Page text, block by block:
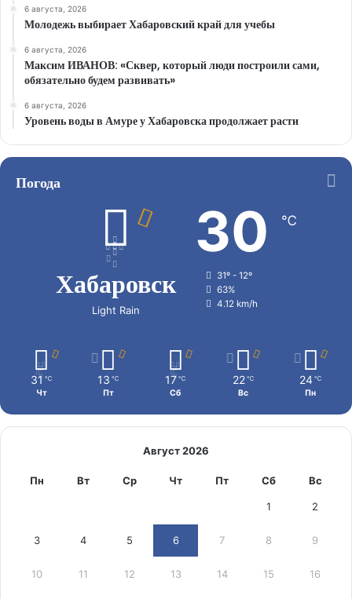
6 августа, 2026
Молодежь выбирает Хабаровский край для учебы
6 августа, 2026
Максим ИВАНОВ: «Сквер, который люди построили сами,
обязательно будем развивать»
6 августа, 2026
Уровень воды в Амуре у Хабаровска продолжает расти
Погода
Хабаровск
Light Rain
30 ℃
31º - 12º
63%
4.12 km/h
31 ℃
Чт
13 ℃
Пт
17 ℃
Сб
22 ℃
Вс
24 ℃
Пн
Август 2026
Пн Вт Ср Чт Пт Сб Вс
1 2
3 4 5 6 7 8 9
10 11 12 13 14 15 16